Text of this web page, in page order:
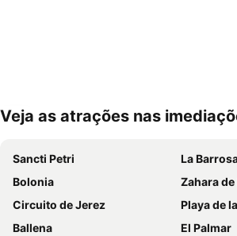
Ampliar mapa
Veja as atrações nas
Sancti Petri
La
Bolonia
Zahara
Circuito de Jerez
Playa de
Ballena
El Palmar